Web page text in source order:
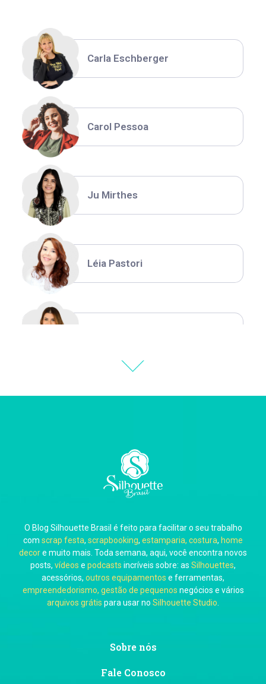
Carla Eschberger
Carol Pessoa
Ju Mirthes
Léia Pastori
Carla Eschberger
Carol Pessoa
Ju Mirthes
O Blog Silhouette Brasil é feito para facilitar o seu trabalho
com scrap festa, scrapbooking, estamparia, costura, home
decore muito mais. Toda semana, aqui, você encontra novos
posts, vídeos e podcasts incríveis sobre: as Silhouettes,
acessórios, outros equipamentos e ferramentas,
empreendedorismo, gestão de pequenos negócios e vários
arquivos grátis para usar no Silhouette Studio
Sobre nós
Fale Conosco